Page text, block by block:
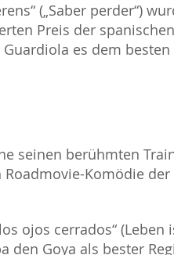
(„Saber perder“)
Preis der
es dem
seinen berühmten
Komödie
ojos cerrados“
den Goya als bester